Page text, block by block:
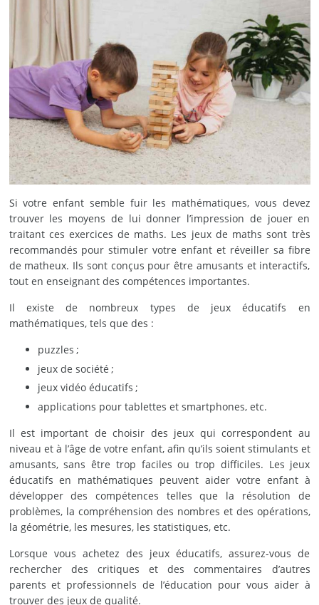
Si votre enfant semble fuir les mathématiques, vous devez
trouver les moyens de lui donner l’impression de jouer en
traitant ces exercices de maths. Les jeux de maths sont très
recommandés pour stimuler votre enfant et réveiller sa fibre
de matheux. Ils sont conçus pour être amusants et interactifs,
tout en enseignant des compétences importantes.
Il existe de nombreux types de jeux éducatifs en
mathématiques, tels que des :
puzzles ;
jeux de société ;
jeux vidéo éducatifs ;
applications pour tablettes et smartphones, etc.
Il est important de choisir des jeux qui correspondent au
niveau et à l’âge de votre enfant, afin qu’ils soient stimulants et
amusants, sans être trop faciles ou trop difficiles. Les jeux
éducatifs en mathématiques peuvent aider votre enfant à
développer des compétences telles que la résolution de
problèmes, la compréhension des nombres et des opérations,
la géométrie, les mesures, les statistiques, etc.
Lorsque vous achetez des jeux éducatifs, assurez-vous de
rechercher des critiques et des commentaires d’autres
parents et professionnels de l’éducation pour vous aider à
trouver des jeux de qualité.